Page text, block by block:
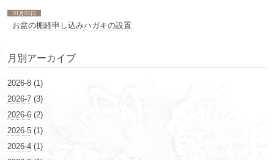
01月01日
お盆の棚経申し込みハガキの設置
月別アーカイブ
2026-8 (1)
2026-7 (3)
2026-6 (2)
2026-5 (1)
2026-4 (1)